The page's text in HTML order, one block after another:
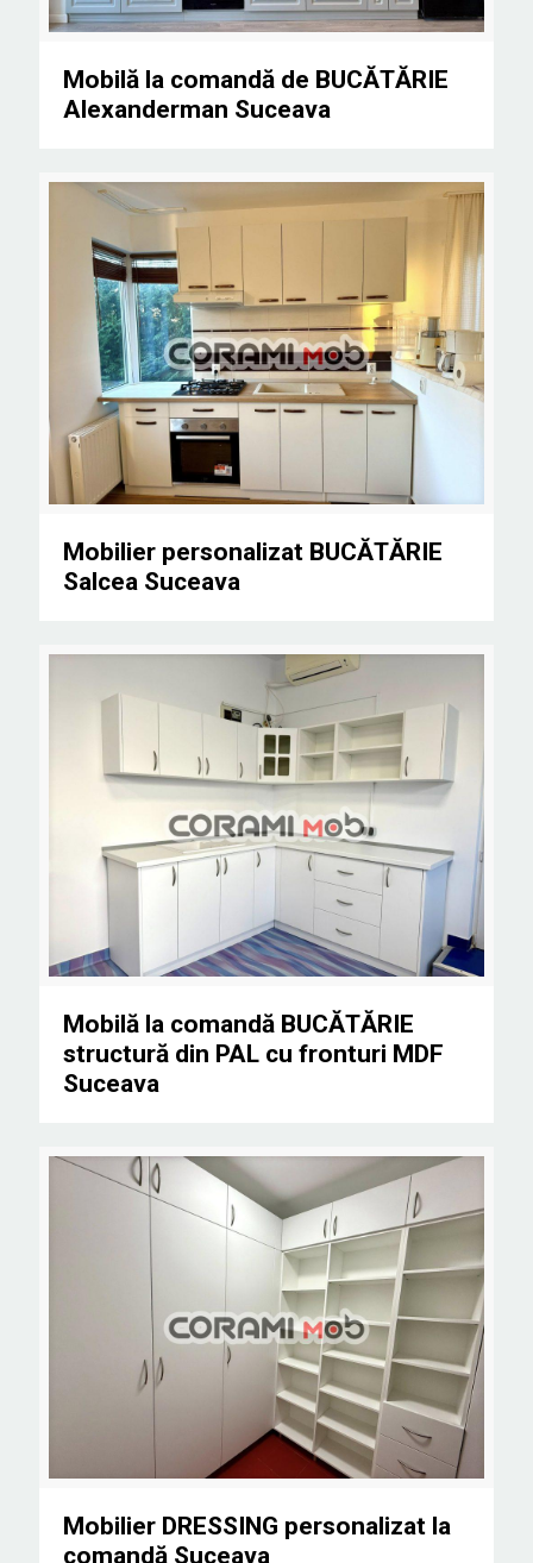
Mobilă la comandă de BUCĂTĂRIE Alexanderman
Mobilă la comandă de BUCĂTĂRIE
Alexanderman Suceava
Mobilier personalizat BUCĂTĂRIE Salcea Suceava
Mobilier personalizat BUCĂTĂRIE
Salcea Suceava
Mobilă la comandă BUCĂTĂRIE structură din PAL cu
Mobilă la comandă BUCĂTĂRIE
structură din PAL cu fronturi MDF
Suceava
Mobilier DRESSING personalizat la comandă Suceava
Mobilier DRESSING personalizat la
comandă Suceava